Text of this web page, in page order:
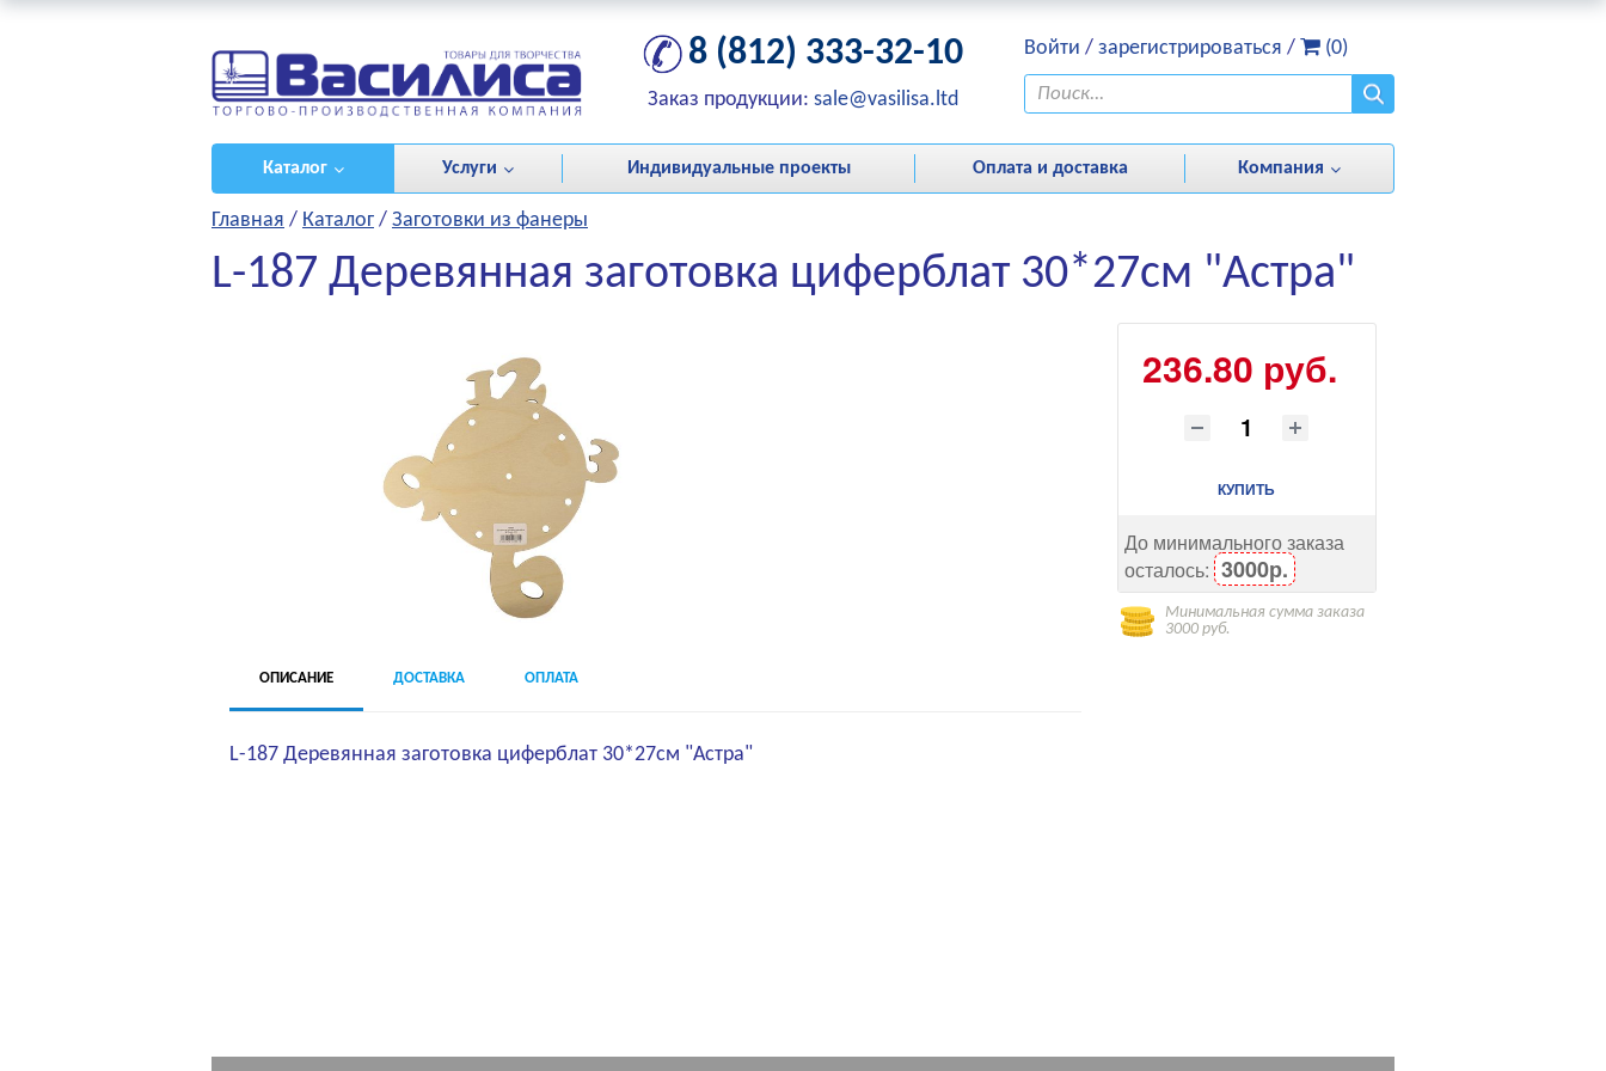
8 (812) 333-32-10
Заказ продукции: sale@vasilisa.ltd
Войти / зарегистрироваться / (0)
Каталог Услуги Индивидуальные проекты Оплата и доставка Компания
Главная / Каталог / Заготовки из фанеры
L-187 Деревянная заготовка циферблат 30*27см "Астра"
236.80 руб.
КУПИТЬ
До минимального заказа
осталось: 3000р.
Минимальная сумма заказа
3000 руб.
ОПИСАНИЕ ДОСТАВКА ОПЛАТА
L-187 Деревянная заготовка циферблат 30*27см "Астра"